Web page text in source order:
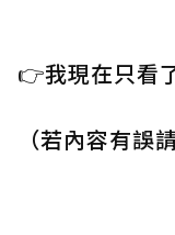
👉我現在只看
（若內容有誤